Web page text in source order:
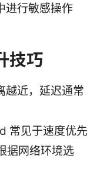
进行敏感操作
技巧
越近，延迟通常
常见于速度优先
据网络环境选